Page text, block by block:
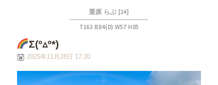
栗原 らぶ [24]
T163 B84(D) W57 H85
Σ(º▵º*)
2025年11月28日 17:20